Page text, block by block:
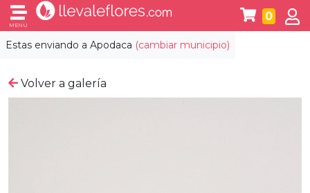
Estas enviando a Apodaca (cambiar municipio)
MENÚ
0
Volver a galería